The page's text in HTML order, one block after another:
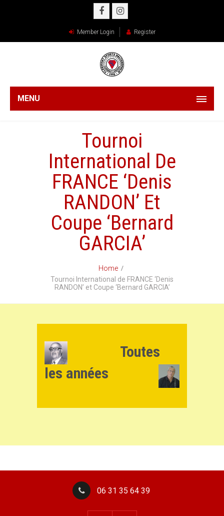
Member Login Register
MENU
Tournoi
International De
FRANCE ‘Denis
RANDON’ Et
Coupe ‘Bernard
GARCIA’
Home
Tournoi International de FRANCE ‘Denis
RANDON’ et Coupe ‘Bernard GARCIA’
Toutes
les années
06 31 35 64 39